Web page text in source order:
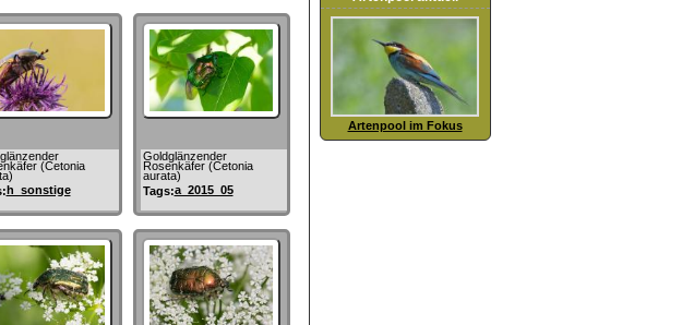
(Cetonia
h_sonstige
Goldglänzender
Rosenkäfer (Cetonia
aurata)
Tags:a_2015_05
Artenpool im Fokus